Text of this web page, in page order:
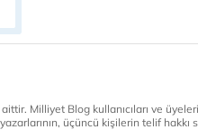
Milliyet Blog kullanıcıları ve
üçüncü kişilerin telif hakkı